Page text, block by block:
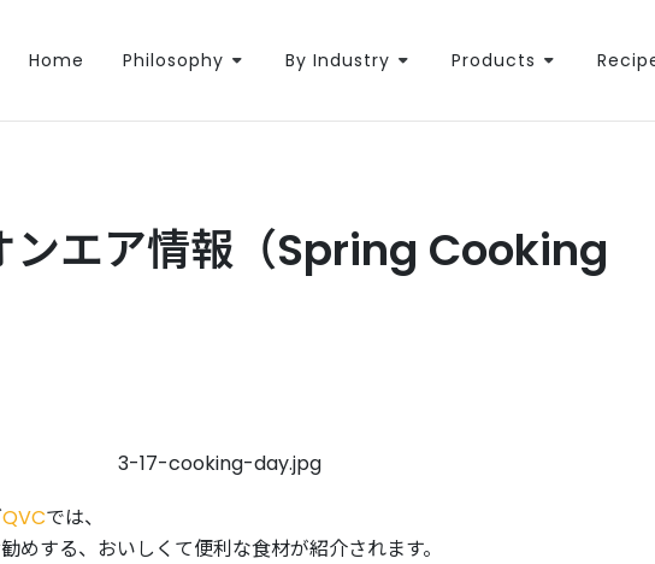
Home Philosophy By Industry Products
ンエア情報（Spring Cooking
QVCでは、
めする、おいしくて便利な食材が紹介されます。